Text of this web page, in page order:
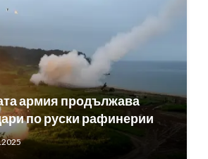
армия продължава
по руски рафинерии